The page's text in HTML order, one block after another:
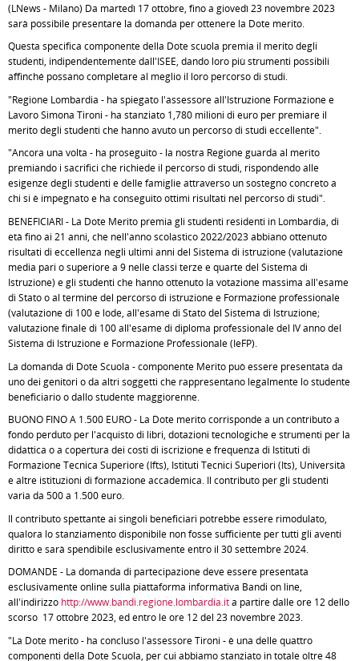
(LNews - Milano) Da martedì 17 ottobre, fino a giovedì 23 novembre 2023
sarà possibile presentare la domanda per ottenere la Dote merito.
Questa specifica componente della Dote scuola premia il merito degli
studenti, indipendentemente dall'ISEE, dando loro più strumenti possibili
affinché possano completare al meglio il loro percorso di studi.
"Regione Lombardia - ha spiegato l'assessore all'Istruzione Formazione e
Lavoro Simona Tironi - ha stanziato 1,780 milioni di euro per premiare il
merito degli studenti che hanno avuto un percorso di studi eccellente".
"Ancora una volta - ha proseguito - la nostra Regione guarda al merito
premiando i sacrifici che richiede il percorso di studi, rispondendo alle
esigenze degli studenti e delle famiglie attraverso un sostegno concreto a
chi si è impegnato e ha conseguito ottimi risultati nel percorso di studi".
BENEFICIARI - La Dote Merito premia gli studenti residenti in Lombardia, di
età fino ai 21 anni, che nell'anno scolastico 2022/2023 abbiano ottenuto
risultati di eccellenza negli ultimi anni del Sistema di istruzione (valutazione
media pari o superiore a 9 nelle classi terze e quarte del Sistema di
Istruzione) e gli studenti che hanno ottenuto la votazione massima all'esame
di Stato o al termine del percorso di istruzione e Formazione professionale
(valutazione di 100 e lode, all'esame di Stato del Sistema di Istruzione;
valutazione finale di 100 all'esame di diploma professionale del IV anno del
Sistema di Istruzione e Formazione Professionale (IeFP).
La domanda di Dote Scuola - componente Merito può essere presentata da
uno dei genitori o da altri soggetti che rappresentano legalmente lo studente
beneficiario o dallo studente maggiorenne.
BUONO FINO A 1.500 EURO - La Dote merito corrisponde a un contributo a
fondo perduto per l'acquisto di libri, dotazioni tecnologiche e strumenti per la
didattica o a copertura dei costi di iscrizione e frequenza di Istituti di
Formazione Tecnica Superiore (Ifts), Istituti Tecnici Superiori (Its), Università
e altre istituzioni di formazione accademica. Il contributo per gli studenti
varia da 500 a 1.500 euro.
Il contributo spettante ai singoli beneficiari potrebbe essere rimodulato,
qualora lo stanziamento disponibile non fosse sufficiente per tutti gli aventi
diritto e sarà spendibile esclusivamente entro il 30 settembre 2024.
DOMANDE - La domanda di partecipazione deve essere presentata
esclusivamente online sulla piattaforma informativa Bandi on line,
all'indirizzo http://www.bandi.regione.lombardia.ita partire dalle ore 12 dello
scorso 17 ottobre 2023, ed entro le ore 12 del 23 novembre 2023.
"La Dote merito - ha concluso l'assessore Tironi - è una delle quattro
componenti della Dote Scuola, per cui abbiamo stanziato in totale oltre 48